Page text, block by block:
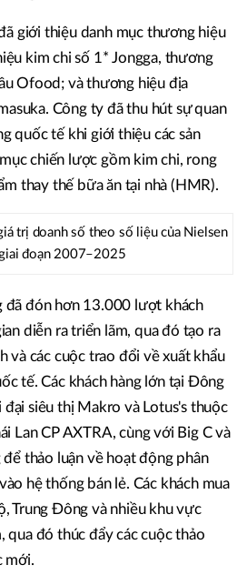
giới thiệu danh mục thương hiệu
kim chi số 1* Jongga, thương
Ofood; và thương hiệu địa
Công ty đã thu hút sự quan
quốc tế khi giới thiệu các sản
chiến lược gồm kim chi, rong
thay thế bữa ăn tại nhà (HMR).
trị doanh số theo số liệu của Nielsen
đoạn 2007–2025
đã đón hơn 13.000 lượt khách
diễn ra triển lãm, qua đó tạo ra
và các cuộc trao đổi về xuất khẩu
tế. Các khách hàng lớn tại Đông
đại siêu thị Makro và Lotus's thuộc
Lan CP AXTRA, cùng với Big C và
để thảo luận về hoạt động phân
hệ thống bán lẻ. Các khách mua
Trung Đông và nhiều khu vực
qua đó thúc đẩy các cuộc thảo
mới.